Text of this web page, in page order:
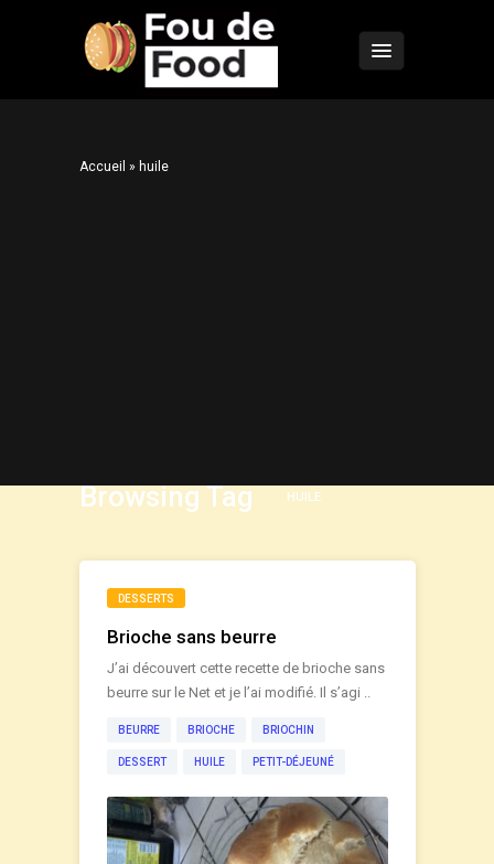
Accueil » huile
Browsing Tag HUILE
DESSERTS
Brioche sans beurre
J’ai découvert cette recette de brioche sans
beurre sur le Net et je l’ai modifié. Il s’agi ..
BEURRE BRIOCHE BRIOCHIN
DESSERT HUILE PETIT-DÉJEUNÉ